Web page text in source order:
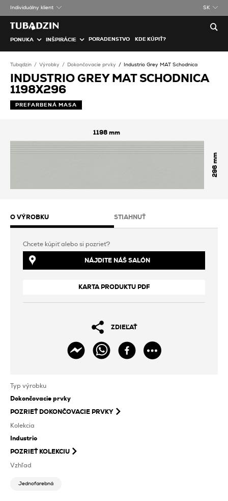
Individuálny klient SK
PONUKA INŠPIRÁCIE PORADENSTVO KDE KÚPIŤ?
Tubądzin Výrobky Dokončovacie prvky Industrio Grey MAT Schodnica
INDUSTRIO GREY MAT SCHODNICA
1198X296
PREFARBENÁ MASA
1198
296
O VÝROBKU STIAHNUŤ
Chcete kúpiť alebo si pozrieť?
NÁJDITE NÁŠ SALÓN
KARTA PRODUKTU PDF
ZDIEĽAŤ
Typ výrobku
Dokončovacie prvky
POZRIEŤDOKONČOVACIE PRVKY
Kolekcia
Industrio
POZRIEŤ KOLEKCIU
Vzhľad
Jednofarebná